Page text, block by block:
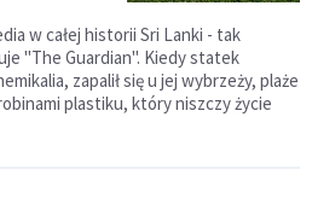
w całej historii Sri Lanki - tak
"The Guardian". Kiedy statek
zapalił się u jej wybrzeży, plaże
plastiku, który niszczy życie